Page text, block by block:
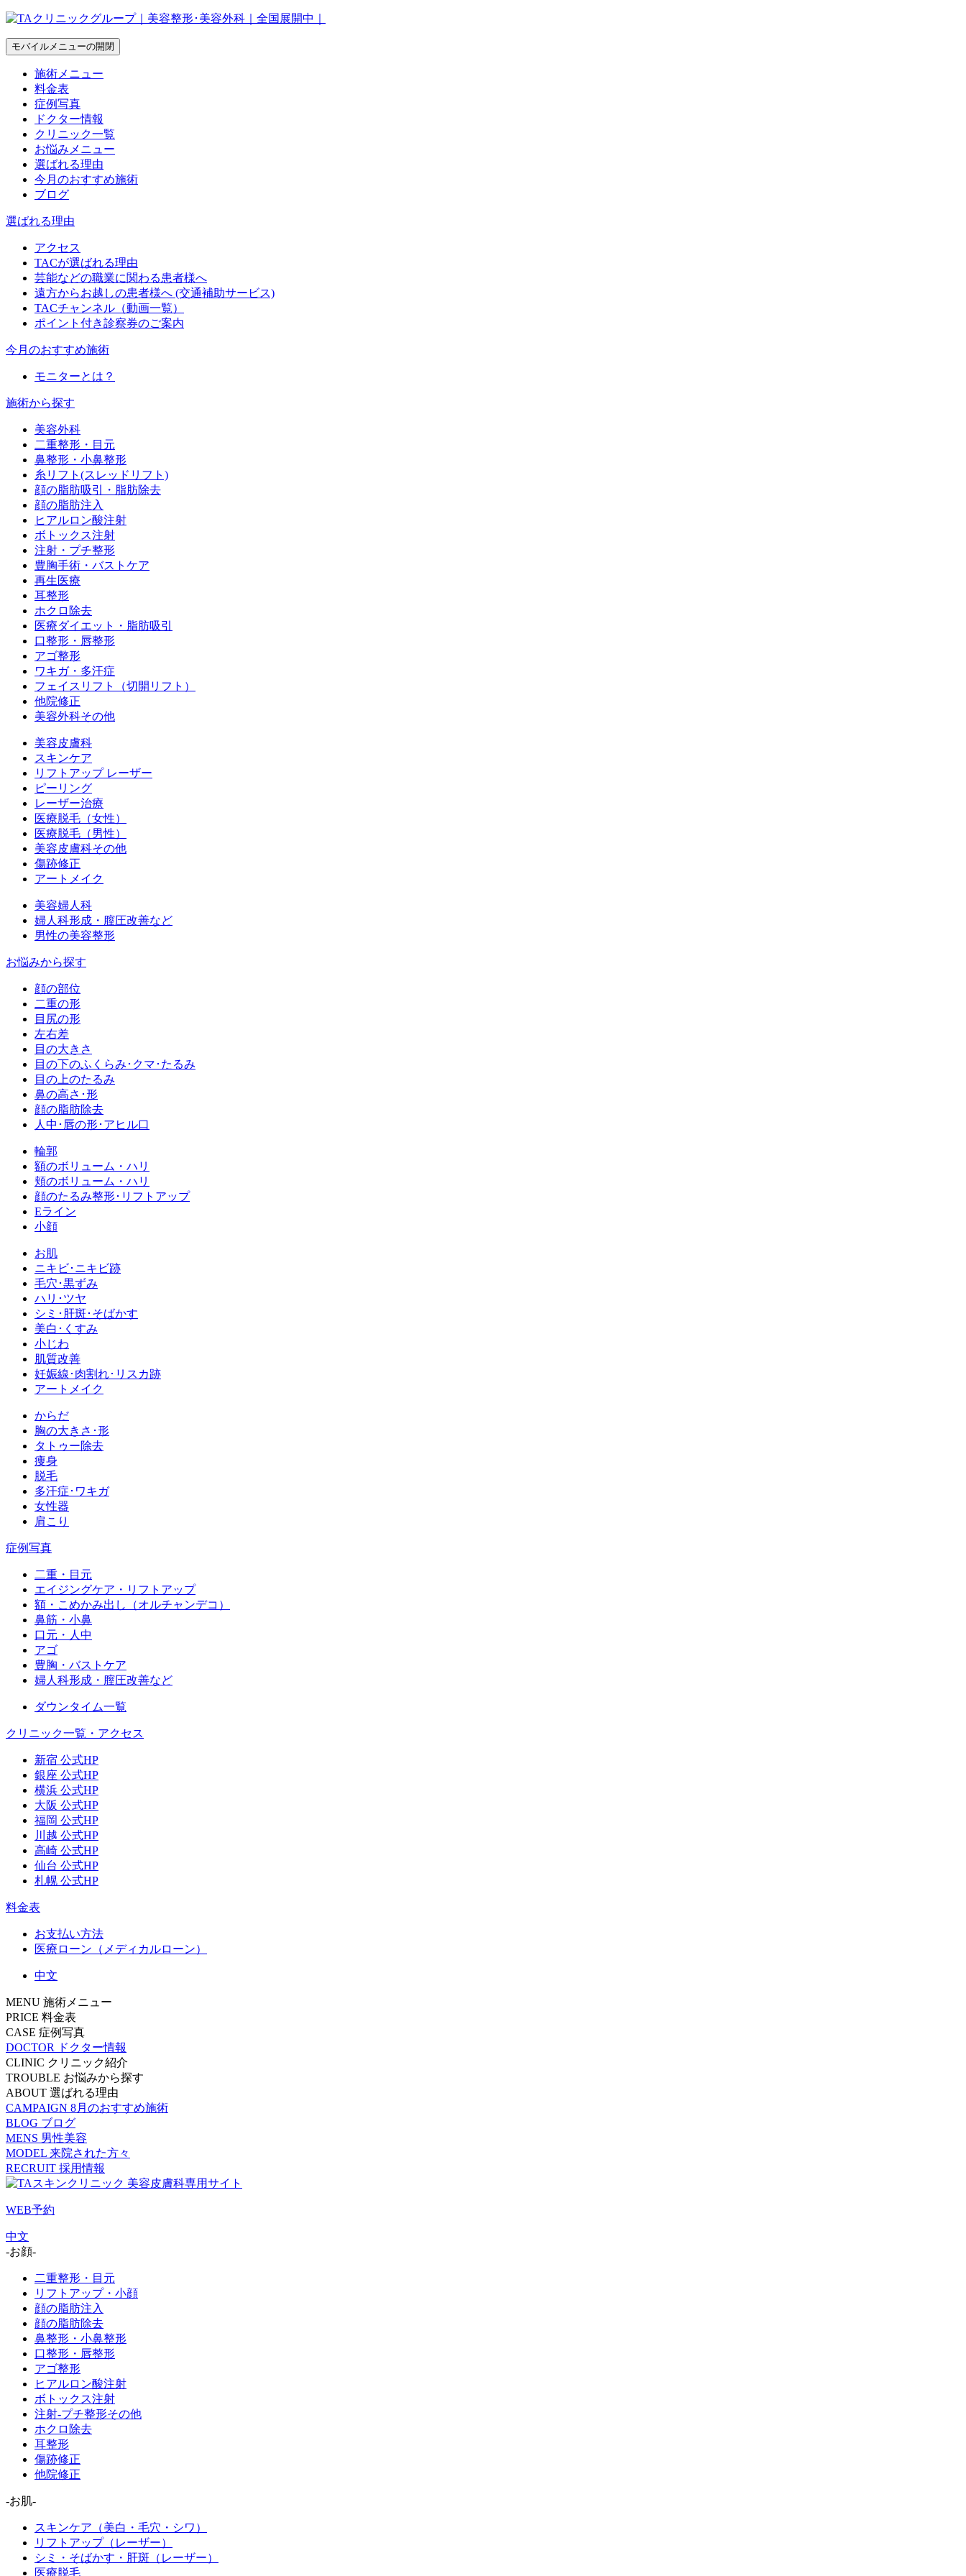
モバイルメニューの開閉
施術メニュー
料金表
症例写真
ドクター情報
クリニック一覧
お悩みメニュー
選ばれる理由
今月のおすすめ施術
ブログ
選ばれる理由
アクセス
TACが選ばれる理由
芸能などの職業に関わる患者様へ
遠方からお越しの患者様へ (交通補助サービス)
TACチャンネル（動画一覧）
ポイント付き診察券のご案内
今月のおすすめ施術
モニターとは？
施術から探す
美容外科
二重整形・目元
鼻整形・小鼻整形
糸リフト(スレッドリフト)
顔の脂肪吸引・脂肪除去
顔の脂肪注入
ヒアルロン酸注射
ボトックス注射
注射・プチ整形
豊胸手術・バストケア
再生医療
耳整形
ホクロ除去
医療ダイエット・脂肪吸引
口整形・唇整形
アゴ整形
ワキガ・多汗症
フェイスリフト（切開リフト）
他院修正
美容外科その他
美容皮膚科
スキンケア
リフトアップ レーザー
ピーリング
レーザー治療
医療脱毛（女性）
医療脱毛（男性）
美容皮膚科その他
傷跡修正
アートメイク
美容婦人科
婦人科形成・膣圧改善など
男性の美容整形
お悩みから探す
顔の部位
二重の形
目尻の形
左右差
目の大きさ
目の下のふくらみ･クマ･たるみ
目の上のたるみ
鼻の高さ･形
顔の脂肪除去
人中･唇の形･アヒル口
輪郭
額のボリューム・ハリ
頬のボリューム・ハリ
顔のたるみ整形･リフトアップ
Eライン
小顔
お肌
ニキビ･ニキビ跡
毛穴･黒ずみ
ハリ･ツヤ
シミ･肝斑･そばかす
美白･くすみ
小じわ
肌質改善
妊娠線･肉割れ･リスカ跡
アートメイク
からだ
胸の大きさ･形
タトゥー除去
痩身
脱毛
多汗症･ワキガ
女性器
肩こり
症例写真
二重・目元
エイジングケア・リフトアップ
額・こめかみ出し（オルチャンデコ）
鼻筋・小鼻
口元・人中
アゴ
豊胸・バストケア
婦人科形成・膣圧改善など
ダウンタイム一覧
クリニック一覧・アクセス
新宿 公式HP
銀座 公式HP
横浜 公式HP
大阪 公式HP
福岡 公式HP
川越 公式HP
高崎 公式HP
仙台 公式HP
札幌 公式HP
料金表
お支払い方法
医療ローン（メディカルローン）
中文
MENU 施術メニュー
PRICE 料金表
CASE 症例写真
DOCTOR
ドクター情報
CLINIC クリニック紹介
TROUBLE お悩みから探す
ABOUT 選ばれる理由
CAMPAIGN 8月のおすすめ施術
BLOG ブログ
MENS 男性美容
MODEL 来院された方々
RECRUIT 採用情報
WEB予約
中文
-お顔-
二重整形・目元
リフトアップ・小顔
顔の脂肪注入
顔の脂肪除去
鼻整形・小鼻整形
口整形・唇整形
アゴ整形
ヒアルロン酸注射
ボトックス注射
注射-プチ整形その他
ホクロ除去
耳整形
傷跡修正
他院修正
-お肌-
スキンケア（美白・毛穴・シワ）
リフトアップ（レーザー）
シミ・そばかす・肝斑（レーザー）
医療脱毛